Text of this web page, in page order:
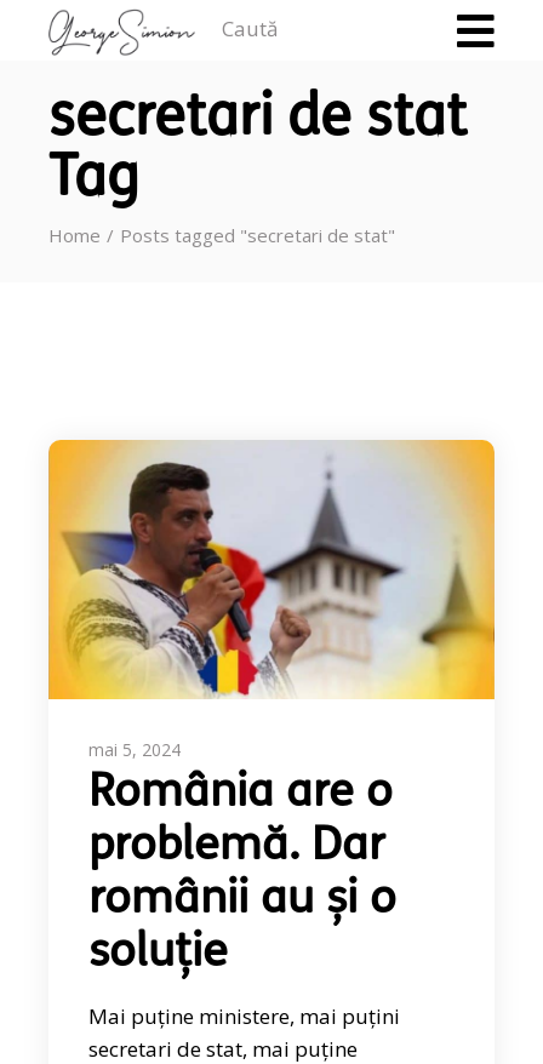
secretari de stat
Tag
Home Posts tagged "secretari de stat"
mai 5, 2024
România are o
problemă. Dar
românii au și o
soluție
Mai puține ministere, mai puțini
secretari de stat, mai puține